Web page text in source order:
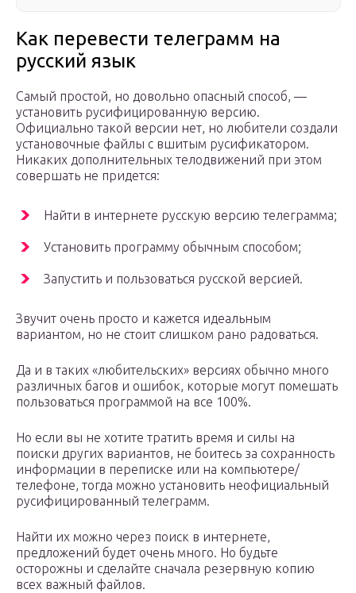
Как перевести телеграмм на
русский язык
Самый простой, но довольно опасный способ, —
установить русифицированную версию.
Официально такой версии нет, но любители создали
установочные файлы с вшитым русификатором.
Никаких дополнительных телодвижений при этом
совершать не придется:
Найти в интернете русскую версию телеграмма;
Установить программу обычным способом;
Запустить и пользоваться русской версией.
Звучит очень просто и кажется идеальным
вариантом, но не стоит слишком рано радоваться.
Да и в таких «любительских» версиях обычно много
различных багов и ошибок, которые могут помешать
пользоваться программой на все 100%.
Но если вы не хотите тратить время и силы на
поиски других вариантов, не боитесь за сохранность
информации в переписке или на компьютере/
телефоне, тогда можно установить неофициальный
русифицированный телеграмм.
Найти их можно через поиск в интернете,
предложений будет очень много. Но будьте
осторожны и сделайте сначала резервную копию
всех важный файлов.